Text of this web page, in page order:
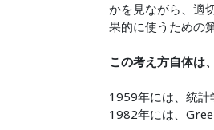
かを見ながら、適
果的に使うための
この考え方自体は
1959年には、統計
1982年には、